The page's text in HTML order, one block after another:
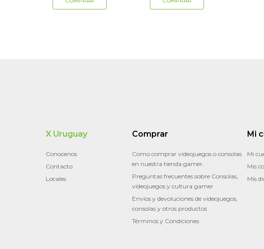
X Uruguay
Conocenos
Contacto
Locales
Comprar
Como comprar videojuegos o consolas
en nuestra tienda gamer.
Preguntas frecuentes sobre Consolas,
videojuegos y cultura gamer
Envíos y devoluciones de videojuegos,
consolas y otros productos
Términos y Condiciones
Mi
Mi
Mis
Mis